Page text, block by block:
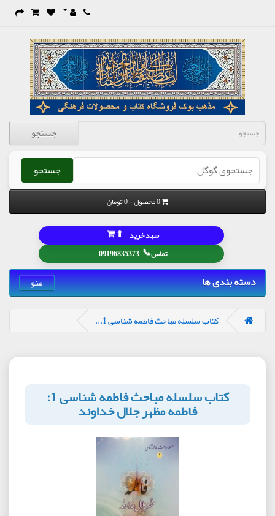
جستجو
جستجو
0 محصول - 0 تومان
تماس📞
09196835373
سبد خرید ⬆
دسته بندی ها منو
کتاب سلسله مباحث فاطمه شناسی 1...
کتاب سلسله مباحث فاطمه شناسی 1:
فاطمه مظهر جلال خداوند